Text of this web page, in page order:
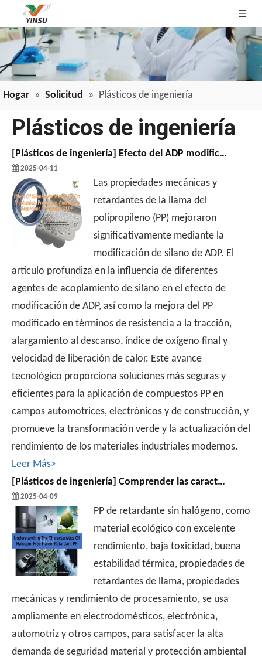
Hogar » Solicitud » Plásticos de ingeniería
Plásticos de ingeniería
Plásticos de ingeniería Efecto del ADP modificado por silano en las propiedades mecánicas y las propiedades de retardantes de la llama de PP
2025-04-11
Las propiedades mecánicas y
retardantes de la llama del
polipropileno (PP) mejoraron
significativamente mediante la
modificación de silano de ADP. El
artículo profundiza en la influencia de diferentes
agentes de acoplamiento de silano en el efecto de
modificación de ADP, así como la mejora del PP
modificado en términos de resistencia a la tracción,
alargamiento al descanso, índice de oxígeno final y
velocidad de liberación de calor. Este avance
tecnológico proporciona soluciones más seguras y
eficientes para la aplicación de compuestos PP en
campos automotrices, electrónicos y de construcción, y
promueve la transformación verde y la actualización del
rendimiento de los materiales industriales modernos.
Leer Más>
Plásticos de ingeniería Comprender las características del PP-Retardante de llama sin halógeno
2025-04-09
PP de retardante sin halógeno, como
material ecológico con excelente
rendimiento, baja toxicidad, buena
estabilidad térmica, propiedades de
retardantes de llama, propiedades
mecánicas y rendimiento de procesamiento, se usa
ampliamente en electrodomésticos, electrónica,
automotriz y otros campos, para satisfacer la alta
demanda de seguridad material y protección ambiental